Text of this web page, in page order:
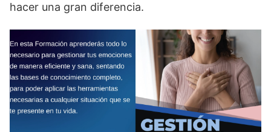
hacer una gran diferencia.